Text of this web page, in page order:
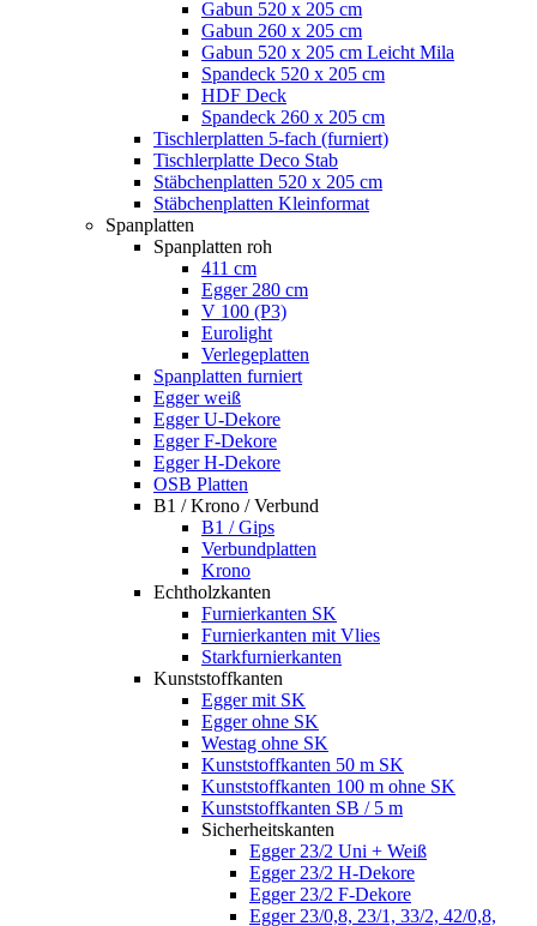
Gabun 520 x 205 cm
Gabun 260 x 205 cm
Gabun 520 x 205 cm Leicht Mila
Spandeck 520 x 205 cm
HDF Deck
Spandeck 260 x 205 cm
Tischlerplatten 5-fach (furniert)
Tischlerplatte Deco Stab
Stäbchenplatten 520 x 205 cm
Stäbchenplatten Kleinformat
Spanplatten
Spanplatten roh
411 cm
Egger 280 cm
V 100 (P3)
Eurolight
Verlegeplatten
Spanplatten furniert
Egger weiß
Egger U-Dekore
Egger F-Dekore
Egger H-Dekore
OSB Platten
B1 / Krono / Verbund
B1 / Gips
Verbundplatten
Krono
Echtholzkanten
Furnierkanten SK
Furnierkanten mit Vlies
Starkfurnierkanten
Kunststoffkanten
Egger mit SK
Egger ohne SK
Westag ohne SK
Kunststoffkanten 50 m SK
Kunststoffkanten 100 m ohne SK
Kunststoffkanten SB / 5 m
Sicherheitskanten
Egger 23/2 Uni + Weiß
Egger 23/2 H-Dekore
Egger 23/2 F-Dekore
Egger 23/0,8, 23/1, 33/2, 42/0,8,